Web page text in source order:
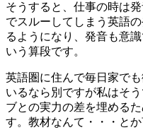
そうすると、仕事の時は
でスルーしてしまう英語
るようになり、発音も意
いう算段です。
英語圏に住んで毎日家で
いるなら別ですが私はそ
ブとの実力の差を埋める
す。教材なんて・・・と